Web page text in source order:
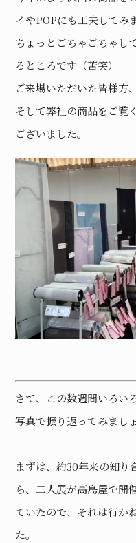
イやPOPにも工夫してみ
ちょっとごちゃごちゃし
るところです（苦笑）
ご来場いただいた皆様方
そして弊社の商品をご覧
ございました。
さて、この数週間いろい
写真で振り返ってみまし
まずは、約30年来の知り
ら、二人展が高島屋で開
ていたので、それは行か
た。